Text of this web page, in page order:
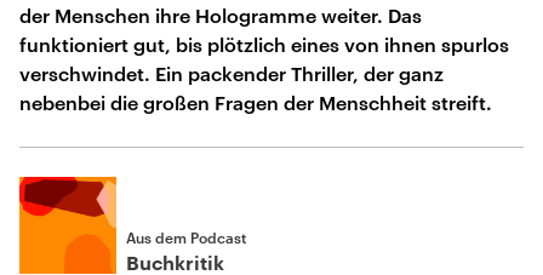
der Menschen ihre Hologramme weiter. Das
funktioniert gut, bis plötzlich eines von ihnen spurlos
verschwindet. Ein packender Thriller, der ganz
nebenbei die großen Fragen der Menschheit streift.
Aus dem Podcast
Buchkritik